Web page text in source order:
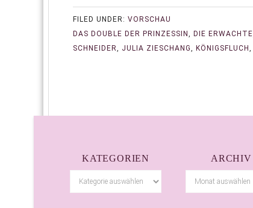
FILED UNDER: VORSCHAU
DAS DOUBLE DER PRINZESSIN
DIE ERWACHTE
SCHNEIDER
JULIA ZIESCHANG KÖNIGSFLUCH
KATEGORIEN ARCHIV